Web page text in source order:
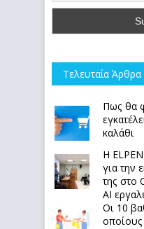
Τελευταία Άρθρα
Πως θα
καλάθι
Η
για την
της στο
AI
Οι 10